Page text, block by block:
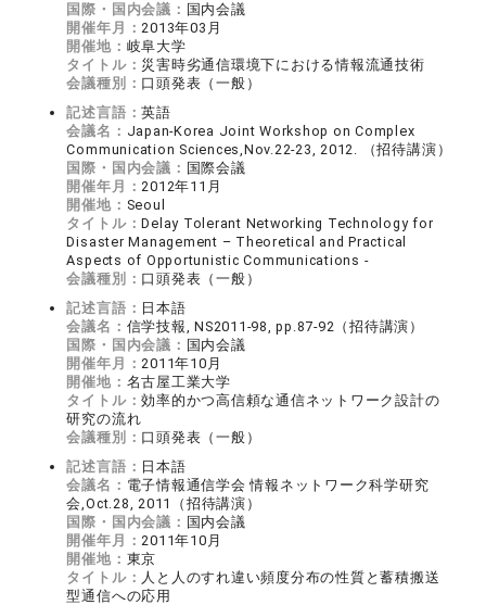
国際・国内会議： 国内会議
開催年月：2013年03月
開催地： 岐阜大学
タイトル： 災害時劣通信環境下における情報流通技術
会議種別： 口頭発表（一般）
記述言語：英語
会議名： Japan-Korea Joint Workshop on Complex
Communication Sciences,Nov.22-23, 2012. （招待講演）
国際・国内会議： 国際会議
開催年月：2012年11月
開催地： Seoul
タイトル：Delay Tolerant Networking Technology for
Disaster Management – Theoretical and Practical
Aspects of Opportunistic Communications -
会議種別： 口頭発表（一般）
記述言語： 日本語
会議名： 信学技報, NS2011-98, pp.87-92（招待講演）
国際・国内会議： 国内会議
開催年月：2011年10月
開催地： 名古屋工業大学
タイトル：効率的かつ高信頼な通信ネットワーク設計の
研究の流れ
会議種別： 口頭発表（一般）
記述言語： 日本語
会議名： 電子情報通信学会 情報ネットワーク科学研究
会,Oct.28, 2011（招待講演）
国際・国内会議： 国内会議
開催年月：2011年10月
開催地： 東京
タイトル： 人と人のすれ違い頻度分布の性質と蓄積搬送
型通信への応用